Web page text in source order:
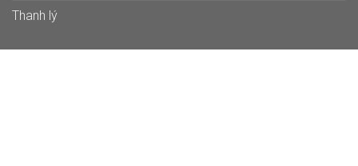
Thanh lý